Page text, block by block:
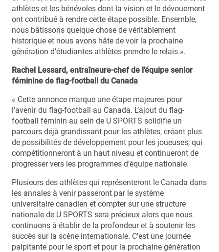
athlètes et les bénévoles dont la vision et le dévouement
ont contribué à rendre cette étape possible. Ensemble,
nous bâtissons quelque chose de véritablement
historique et nous avons hâte de voir la prochaine
génération d’étudiantes-athlètes prendre le relais ».
Rachel Lessard, entraîneure-chef de l’équipe senior
féminine de flag-football du Canada
« Cette annonce marque une étape majeures pour
l’avenir du flag-football au Canada. L’ajout du flag-
football féminin au sein de U SPORTS solidifie un
parcours déjà grandissant pour les athlètes, créant plus
de possibilités de développement pour les joueuses, qui
compétitionneront à un haut niveau et continueront de
progresser vers les programmes d’équipe nationale.
Plusieurs des athlètes qui représenteront le Canada dans
les annales à venir passeront par le système
universitaire canadien et compter sur une structure
nationale de U SPORTS sera précieux alors que nous
continuons à établir de la profondeur et à soutenir les
succès sur la scène internationale. C’est une journée
palpitante pour le sport et pour la prochaine génération